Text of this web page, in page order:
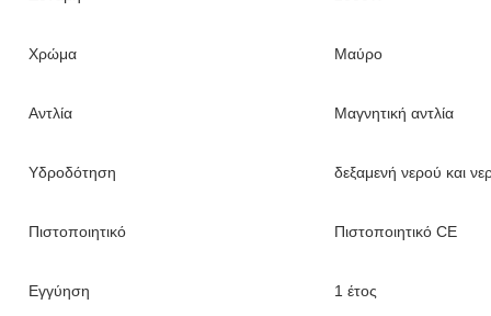
Χρώμα Μαύρο
Αντλία Μαγνητική αντλία
Υδροδότηση δεξαμενή νερού και
Πιστοποιητικό Πιστοποιητικό CE
Εγγύηση 1 έτος